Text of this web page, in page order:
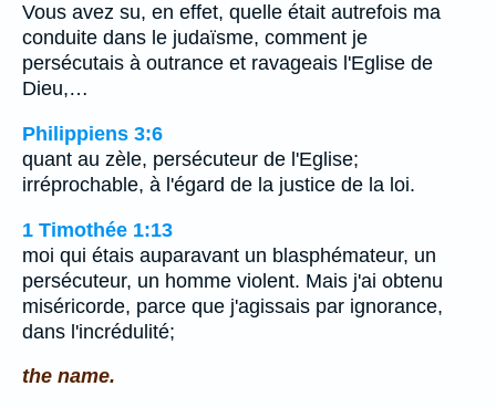
Vous avez su, en effet, quelle était autrefois ma
conduite dans le judaïsme, comment je
persécutais à outrance et ravageais l'Eglise de
Dieu,…
Philippiens 3:6
quant au zèle, persécuteur de l'Eglise;
irréprochable, à l'égard de la justice de la loi.
1 Timothée 1:13
moi qui étais auparavant un blasphémateur, un
persécuteur, un homme violent. Mais j'ai obtenu
miséricorde, parce que j'agissais par ignorance,
dans l'incrédulité;
the name.